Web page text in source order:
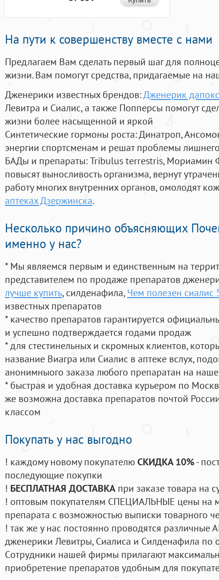
На пути к совершенству вместе с нами
Предлагаем Вам сделать первый шаг для
жизни. Вам помогут средства, придагаемые на
Дженерики известных брендов:Дженерик
Левитра и Сиалис, а также Попперсы помогут
жизни более насыщенной и яркой
Синтетические гормоны роста: Динатроп,
энергии спортсменам и решат проблемы
БАДы и препараты:Tribulus terrestris, Мориамин
повысят выносливость организма, вернут
работу многих внутренних органов, омолодят
аптеках Дзержинска.
Несколько причино объясняющих
именно у нас?
* Мы являемся первым и единственным на
представителем по продаже препаратов
лучше купить, силденафила, Чем полезен сиалис
известных препаратов
* качество препаратов гарантируется
и успешно подтверждается годами продаж
* для стестинельных и скромных клиентов,
название Виагра или Сиалис в аптеке вслух,
анонимныого заказа любого препаратан на
* быстрая и удобная доставка курьером по
же возможна доставка препаратов почтой
классом
Покупать у нас выгодно
! каждому новому покупателюСКИДКА 10%-
последующие покупки
! БЕСПЛАТНАЯ ДОСТАВКА при заказе товара на
! оптовым покупателям СПЕЦИАЛЬНЫЕ цены на
препарата с возможностью выписки товарного
! так же у нас постоянно проводятся
дженерики Левитры, Сиалиса и Силденафила по
Cотрудники нашей фирмы прилагают
приобретение препаратов удобным для